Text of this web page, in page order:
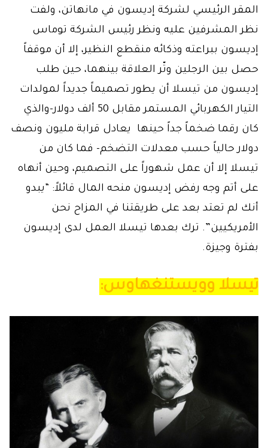
المقر الرئيسي لشركة إديسون في مانهاتن، ولفت
نظر المشرفين عليه ونظر رئيس الشركة توماس
إديسون ببراعته وذكائه منقطع النظير، إلا أن موقفاً
حصل بين الرجلين وتّر العلاقة بينهما، حين طلب
إديسون من تيسلا أن يطور تصميماً جديداً لمولدات
التيار الكهربائي المستمر مقابل 50 ألف دولار-والذي
كان رقما ضخماً جداً حينها يعادل قرابة مليون ونصف
دولار حالياً حسب معدلات التضخم- فما كان من
تيسلا إلا أن عمل شهوراً على التصميم، وحين أنهاه
على أتم وجه رفض إديسون منحه المال قائلاً: “يبدو
أنك لم تعتد بعد على طريقتنا في المزاح نحن
الأمريكيين”. ترك بعدها تيسلا العمل لدى إديسون
بفترة وجيزة.
تيسلا وويستنغهاوس: